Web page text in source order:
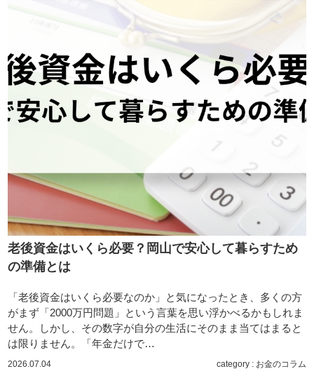
老後資金はいくら必要？岡山で安心して暮らすため
の準備とは
「老後資金はいくら必要なのか」と気になったとき、多くの方
がまず「2000万円問題」という言葉を思い浮かべるかもしれま
せん。しかし、その数字が自分の生活にそのまま当てはまると
は限りません。「年金だけで…
2026.07.04 category : お金のコラム